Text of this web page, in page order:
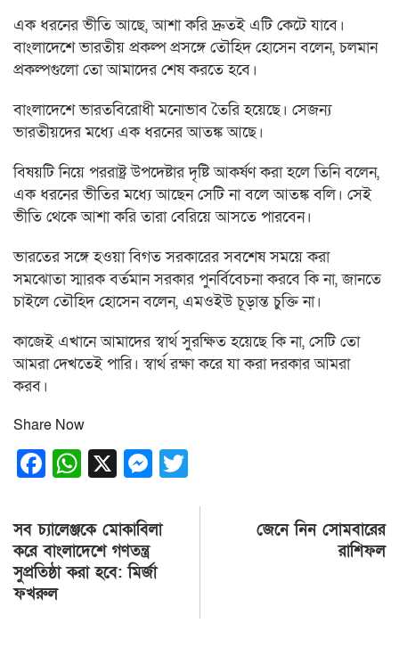
এক ধরনের ভীতি আছে, আশা করি দ্রুতই এটি কেটে যাবে।
বাংলা‌দে‌শে ভারতীয় প্রকল্প প্রস‌ঙ্গে তৌ‌হিদ হো‌সেন ব‌লেন, চলমান
প্রকল্পগুলো তো আমাদের শেষ করতে হবে।
বাংলা‌দে‌শে ভারতবিরোধী মনোভাব তৈ‌রি হ‌য়ে‌ছে। সেজন্য
ভারতীয়‌দের মধ্যে এক ধর‌নের আতঙ্ক আছে।
বিষয়‌টি নি‌য়ে পররাষ্ট্র উপ‌দেষ্টার দৃষ্টি আকর্ষণ করা হ‌লে তি‌নি ব‌লেন,
এক ধরনের ভীতির মধ্যে আছেন সেটি না ব‌লে আতঙ্ক বলি। সেই
ভীতি থেকে আশা করি তারা বেরি‌য়ে আসতে পারবেন।
ভারতের সঙ্গে হওয়া বিগত সরকা‌রের সবশেষ সম‌য়ে করা
সম‌ঝোতা স্মারক বর্তমান সরকার পুনর্বিবেচনা করবে কি না, জানতে
চাইলে তৌ‌হিদ হো‌সেন ব‌লেন, এমওইউ চূড়ান্ত চুক্তি না।
কাজেই এখানে আমাদের স্বার্থ সুরক্ষিত হয়েছে কি না, সেটি তো
আমরা দেখতেই পারি। স্বার্থ রক্ষা করে যা করা দরকার আমরা
করব।
Share Now
Facebook
WhatsApp
X Messenger
Post
navigation
সব চ্যালেঞ্জকে মোকাবিলা
করে বাংলাদেশে গণতন্ত্র
সুপ্রতিষ্ঠা করা হবে: মির্জা
ফখরুল
জেনে নিন সোমবারের
রাশিফল